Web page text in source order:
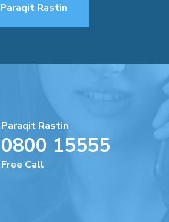
Paraqit Rastin
Paraqit Rastin
0800 15555
Free Call